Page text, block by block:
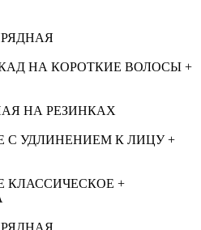
НА КОРОТКИЕ ВОЛОСЫ +
НА РЕЗИНКАХ
С УДЛИНЕНИЕМ К ЛИЦУ +
КЛАССИЧЕСКОЕ +